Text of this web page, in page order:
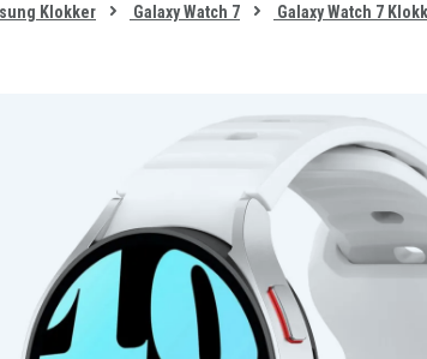
Klokker Galaxy Watch 7 Galaxy Watch 7